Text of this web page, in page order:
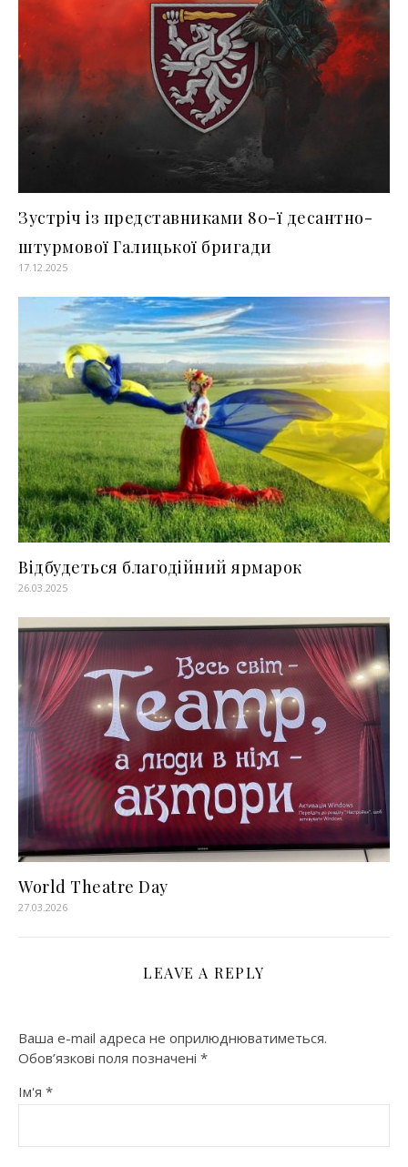
Зустріч із представниками 80-ї десантно-
штурмової Галицької бригади
17.12.2025
Відбудеться благодійний ярмарок
26.03.2025
World Theatre Day
27.03.2026
LEAVE A REPLY
Ваша e-mail адреса не оприлюднюватиметься.
Обов’язкові поля позначені *
Ім'я *